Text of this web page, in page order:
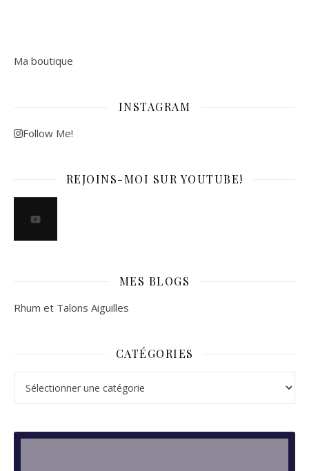
Ma boutique
INSTAGRAM
Follow Me!
REJOINS-MOI SUR YOUTUBE!
MES BLOGS
Rhum et Talons Aiguilles
CATÉGORIES